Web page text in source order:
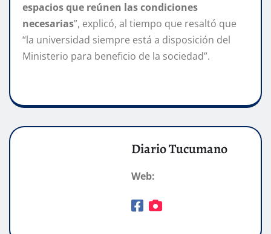
espacios que reúnen las condiciones
necesarias”, explicó, al tiempo que resaltó que
“la universidad siempre está a disposición del
Ministerio para beneficio de la sociedad”.
Diario Tucumano
Web: